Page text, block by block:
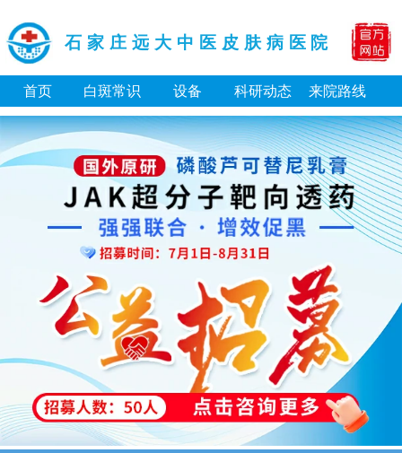
石家庄远大中医皮肤病医院
首页 白斑常识 设备 科研动态 来院路线